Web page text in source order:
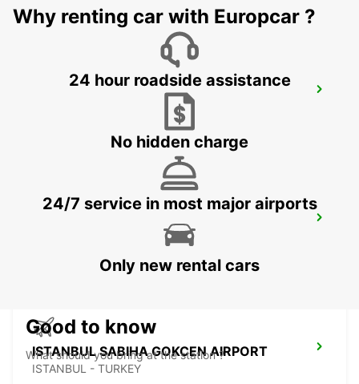
ISTANBUL KARTAL ASIAN SIDE
ISTANBUL PENDIK YHT RAILWAY
ISTANBUL SABIHA GOKCEN AIRPORT
ISTANBUL - TURKEY
Why renting car with Europcar ?
24 hour roadside assistance
No hidden charge
24/7 service in most major airports
Only new rental cars
Good to know
What should you bring at the station ?